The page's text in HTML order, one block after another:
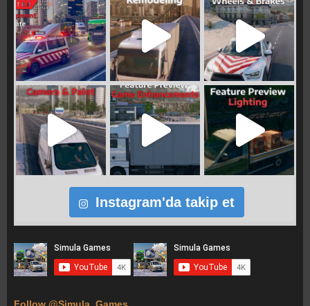
Instagram'da takip et